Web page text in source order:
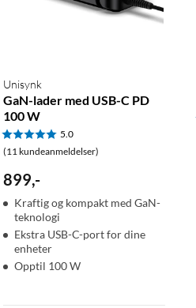
Unisynk
GaN-lader med USB-C PD
100 W
5.0
(11 kundeanmeldelser)
899,-
Kraftig og kompakt med GaN-
teknologi
Ekstra USB-C-port for dine
enheter
Opptil 100 W